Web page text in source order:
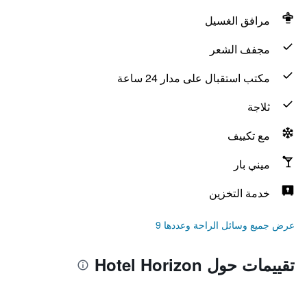
مرافق الغسيل
مجفف الشعر
مكتب استقبال على مدار 24 ساعة
ثلاجة
مع تكييف
ميني بار
خدمة التخزين
عرض جميع وسائل الراحة وعددها 9
تقييمات حول Hotel Horizon